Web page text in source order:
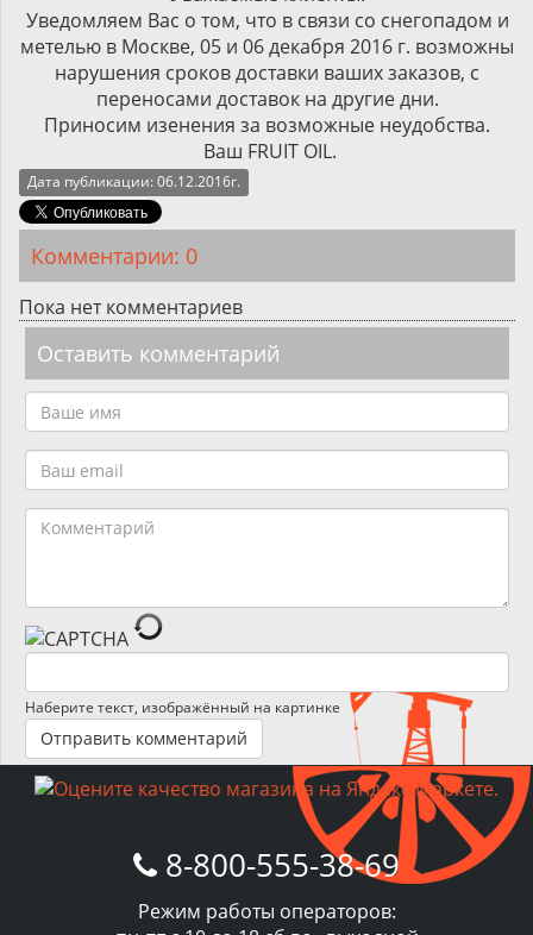
Уведомляем Вас о том, что в связи со снегопадом и
метелью в Москве, 05 и 06 декабря 2016 г. возможны
нарушения сроков доставки ваших заказов, с
переносами доставок на другие дни.
Приносим изенения за возможные неудобства.
Ваш FRUIT OIL.
Дата публикации: 06.12.2016г.
Комментарии: 0
Пока нет комментариев
Оставить комментарий
Наберите текст, изображённый на картинке
8-800-555-38-69
Режим работы операторов: